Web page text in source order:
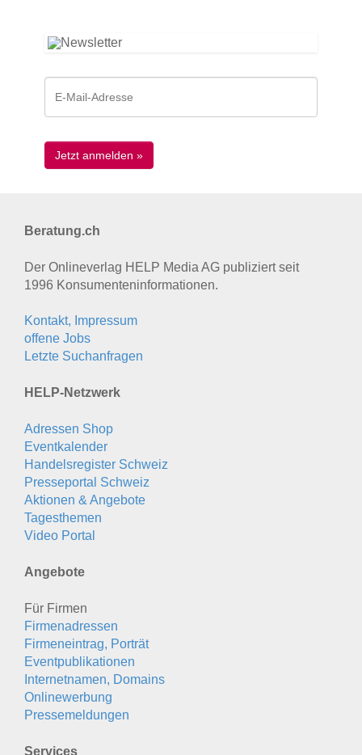
Beratung.ch
Der Onlineverlag HELP Media AG publiziert seit
1996 Konsumenten­informationen.
Kontakt, Impressum
offene Jobs
Letzte Suchanfragen
HELP-Netzwerk
Adressen Shop
Eventkalender
Handelsregister Schweiz
Presseportal Schweiz
Aktionen & Angebote
Tagesthemen
Video Portal
Angebote
Für Firmen
Firmenadressen
Firmeneintrag, Porträt
Eventpublikationen
Internetnamen, Domains
Onlinewerbung
Pressemeldungen
Services